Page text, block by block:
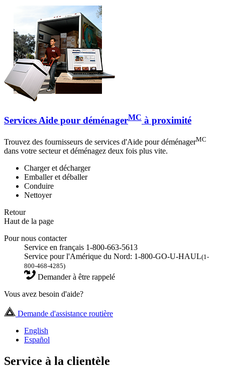
Services Aide pour déménagerMC à proximité
Trouvez des fournisseurs de services d'Aide pour déménagerMC
dans votre secteur et déménagez deux fois plus vite.
Charger et décharger
Emballer et déballer
Conduire
Nettoyer
Retour
Haut de la page
Pour nous contacter
Service en français 1-800-663-5613
Service pour l'Amérique du Nord: 1-800-GO-U-HAUL(1-
800-468-4285)
Demander à être rappelé
Vous avez besoin d'aide?
Demande d'assistance routière
English
Español
Service à la clientèle